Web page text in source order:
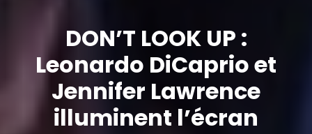
DON’T LOOK UP :
Leonardo DiCaprio et
Jennifer Lawrence
illuminent l’écran